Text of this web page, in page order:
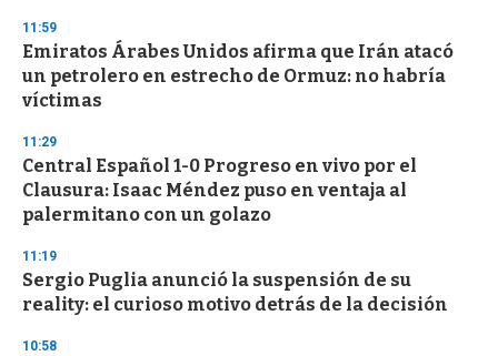
d
s
11:59
Emiratos Árabes Unidos afirma que Irán atacó
un petrolero en estrecho de Ormuz: no habría
víctimas
11:29
Central Español 1-0 Progreso en vivo por el
Clausura: Isaac Méndez puso en ventaja al
palermitano con un golazo
11:19
Sergio Puglia anunció la suspensión de su
reality: el curioso motivo detrás de la decisión
10:58